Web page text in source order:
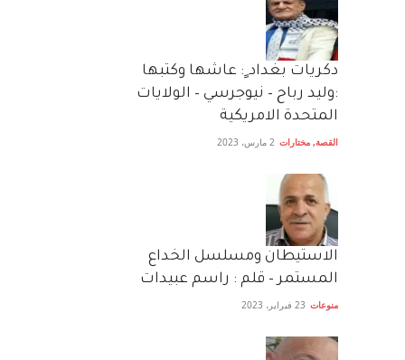
دكريات بغداد ٍ: عاشها وكتبها
:وليد رباح – نيوجرسي – الولايات
المتحدة الامريكية
القصة, مختارات 2 مارس، 2023
الاستيطان ومسلسل الخداع
المستمر – قلم : راسم عبيدات
منوعات 23 فبراير، 2023